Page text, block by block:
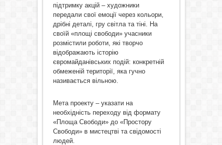
підтримку акцій – художники
передали свої емоції через кольори,
дрібні деталі, гру світла та тіні. На
своїй «площі свободи» учасники
розмістили роботи, які творчо
відображають історію
євромайданівських подій: конкретній
обмеженій території, яка гучно
називається вільною.
Мета проекту – указати на
необхідність переходу від формату
«Площа Свободи» до «Простору
Свободи» в мистецтві та свідомості
людей.